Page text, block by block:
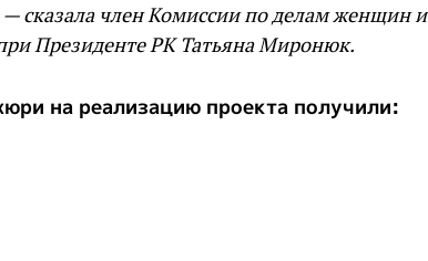
— сказала член Комиссии по делам женщин и
Президенте РК Татьяна Миронюк.
на реализацию проекта получили: